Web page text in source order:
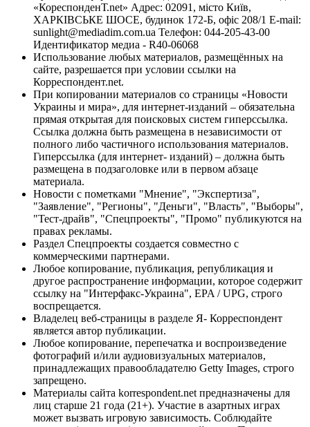
«КореспонденТ.net» Адрес: 02091, місто Київ,
ХАРКІВСЬКЕ ШОСЕ, будинок 172-Б, офіс 208/1 E-mail:
sunlight@mediadim.com.ua Телефон: 044-205-43-00
Идентификатор медиа - R40-06068
Использование любых материалов, размещённых на
сайте, разрешается при условии ссылки на
Корреспондент.net.
При копировании материалов со страницы «Новости
Украины и мира», для интернет-изданий – обязательна
прямая открытая для поисковых систем гиперссылка.
Ссылка должна быть размещена в независимости от
полного либо частичного использования материалов.
Гиперссылка (для интернет- изданий) – должна быть
размещена в подзаголовке или в первом абзаце
материала.
Новости с пометками "Мнение", "Экспертиза",
"Заявление", "Регионы", "Деньги", "Власть", "Выборы",
"Тест-драйв", "Спецпроекты", "Промо" публикуются на
правах рекламы.
Раздел Спецпроекты создается совместно с
коммерческими партнерами.
Любое копирование, публикация, републикация и
другое распространение информации, которое содержит
ссылку на "Интерфакс-Украина", EPA / UPG, строго
воспрещается.
Владелец веб-страницы в разделе Я- Корреспондент
является автор публикации.
Любое копирование, перепечатка и воспроизведение
фотографий и/или аудиовизуальных материалов,
принадлежащих правообладателю Getty Images, строго
запрещено.
Материалы сайта korrespondent.net предназначены для
лиц старше 21 года (21+). Участие в азартных играх
может вызвать игровую зависимость. Соблюдайте